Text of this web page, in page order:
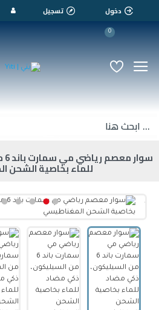
دخول تسجيل
0
للماء بخاصية الشحن